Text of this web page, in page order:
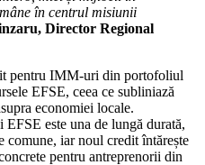
în centrul misiunii
Director Regional
pentru IMM-uri din portofoliul
EFSE, ceea ce subliniază
economiei locale.
este una de lungă durată,
comune, iar noul credit întărește
pentru antreprenorii din